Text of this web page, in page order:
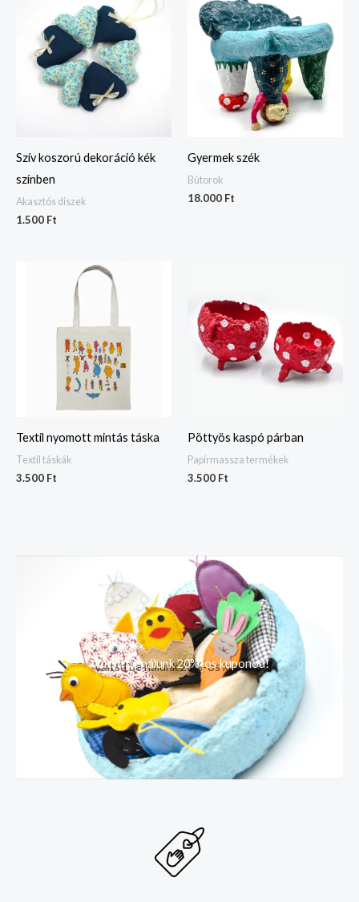
Szív koszorú dekoráció kék
színben
Akasztós díszek
1.500 Ft
Gyermek szék
Bútorok
18.000 Ft
Textil nyomott mintás táska
Textil táskák
3.500 Ft
Pöttyös kaspó párban
Papírmassza termékek
3.500 Ft
Váltsd be nálunk 20%-os kuponod!